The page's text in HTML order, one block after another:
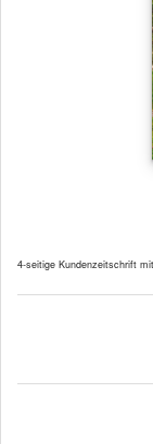
4-seitige Kundenzeitschrift